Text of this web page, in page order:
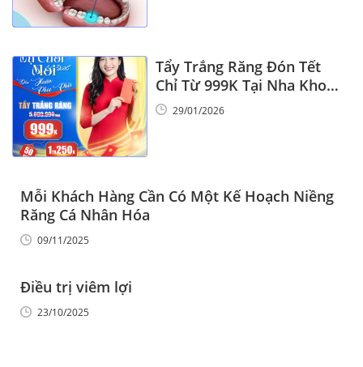
Tẩy Trắng Răng Đón Tết
Chỉ Từ 999K Tại Nha Khoa
Vinalign
29/01/2026
Mỗi Khách Hàng Cần Có Một Kế Hoạch Niềng
Răng Cá Nhân Hóa
09/11/2025
Điều trị viêm lợi
23/10/2025